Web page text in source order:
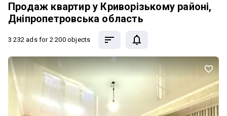
Продаж квартир у Криворізькому районі,
Дніпропетровська область
3 232 ads for 2 200 objects